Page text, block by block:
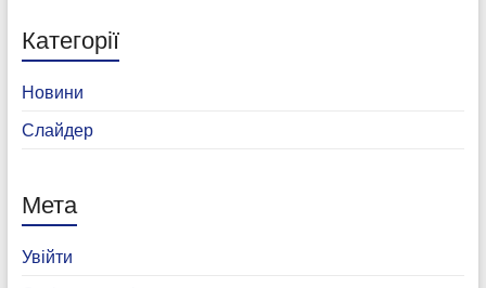
Категорії
Новини
Слайдер
Мета
Увійти